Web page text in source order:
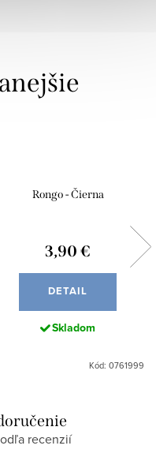
Rongo - Čierna
3,90 €
DETAIL
Skladom
Kód: 0761999
recenzií